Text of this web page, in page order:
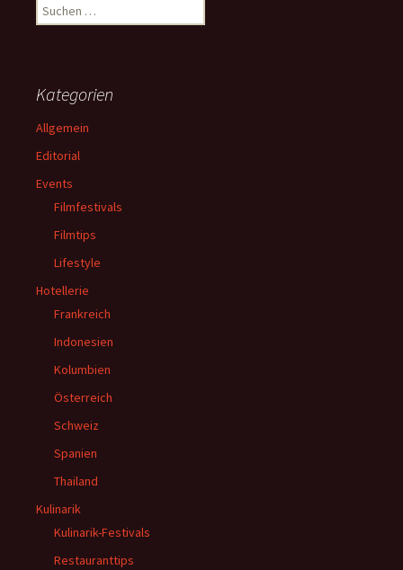
Suchen
nach:
Kategorien
Allgemein
Editorial
Events
Filmfestivals
Filmtips
Lifestyle
Hotellerie
Frankreich
Indonesien
Kolumbien
Österreich
Schweiz
Spanien
Thailand
Kulinarik
Kulinarik-Festivals
Restauranttips